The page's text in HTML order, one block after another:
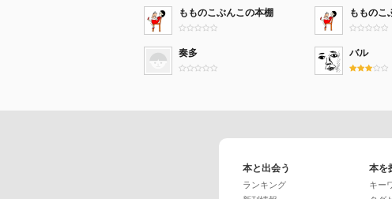
もものこぶんこの本棚 もものこ
奏多 バル
本と出会う
ランキング
本を
キー